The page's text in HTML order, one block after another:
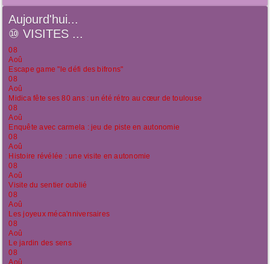
Aujourd'hui...
⑩VISITES ...
08
Aoû
Escape game "le défi des bifrons"
08
Aoû
Midica fête ses 80 ans : un été rétro au cœur de toulouse
08
Aoû
Enquête avec carmela : jeu de piste en autonomie
08
Aoû
Histoire révélée : une visite en autonomie
08
Aoû
Visite du sentier oublié
08
Aoû
Les joyeux méca'nniversaires
08
Aoû
Le jardin des sens
08
Aoû